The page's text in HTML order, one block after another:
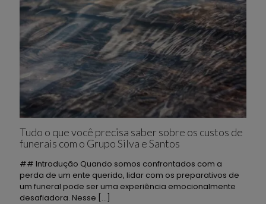
Tudo o que você precisa saber sobre os custos de
funerais com o Grupo Silva e Santos
## Introdução Quando somos confrontados com a
perda de um ente querido, lidar com os preparativos de
um funeral pode ser uma experiência emocionalmente
desafiadora. Nesse […]